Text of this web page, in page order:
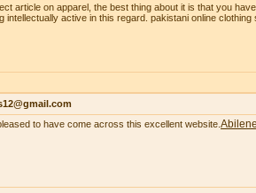
article on apparel, the best thing about it is that you
intellectually active in this regard. pakistani online clothing
to have come across this excellent website.